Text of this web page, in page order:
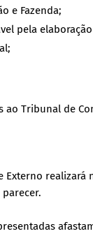
e Fazenda;
pela
ao Tribunal de